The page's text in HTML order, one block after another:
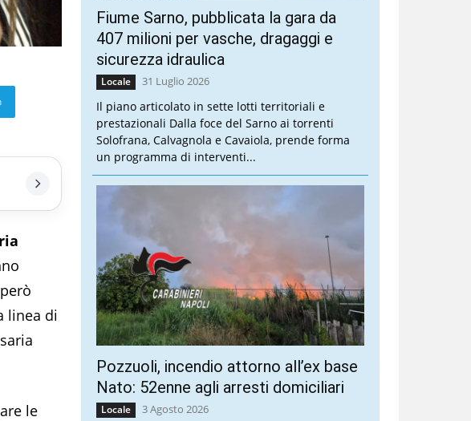
linea di
le
Fiume Sarno, pubblicata la gara da
407 milioni per vasche, dragaggi e
sicurezza idraulica
Locale 31 Luglio 2026
Il piano articolato in sette lotti territoriali e
prestazionali Dalla foce del Sarno ai torrenti
Solofrana, Calvagnola e Cavaiola, prende forma
un programma di interventi...
Pozzuoli, incendio attorno all’ex base
Nato: 52enne agli arresti domiciliari
Locale 3 Agosto 2026